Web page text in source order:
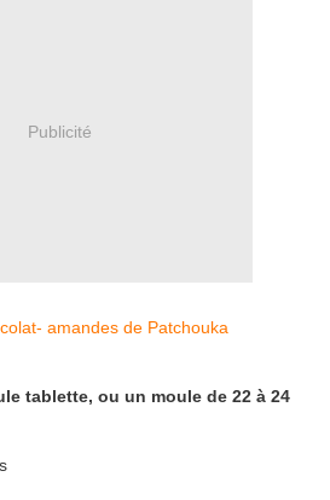
Publicité
tablette, ou un moule de 22 à 24